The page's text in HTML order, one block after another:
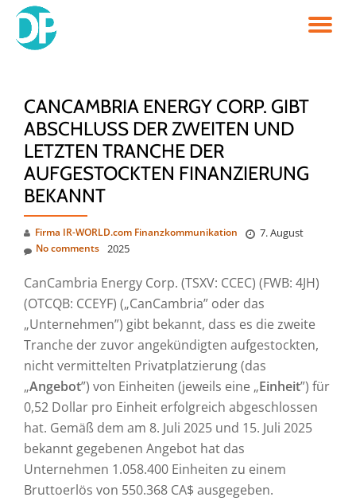
Skip
CANCAMBRIA ENERGY CORP. GIBT
ABSCHLUSS DER ZWEITEN UND
LETZTEN TRANCHE DER
AUFGESTOCKTEN FINANZIERUNG
BEKANNT
Firma IR-WORLD.com Finanzkommunikation
7. August
2025
No comments
CanCambria Energy Corp. (TSXV: CCEC) (FWB: 4JH)
(OTCQB: CCEYF) („CanCambria” oder das
„Unternehmen”) gibt bekannt, dass es die zweite
Tranche der zuvor angekündigten aufgestockten,
nicht vermittelten Privatplatzierung (das
„Angebot”) von Einheiten (jeweils eine „Einheit”) für
0,52 Dollar pro Einheit erfolgreich abgeschlossen
hat. Gemäß dem am 8. Juli 2025 und 15. Juli 2025
bekannt gegebenen Angebot hat das
Unternehmen 1.058.400 Einheiten zu einem
Bruttoerlös von 550.368 CA$ ausgegeben.